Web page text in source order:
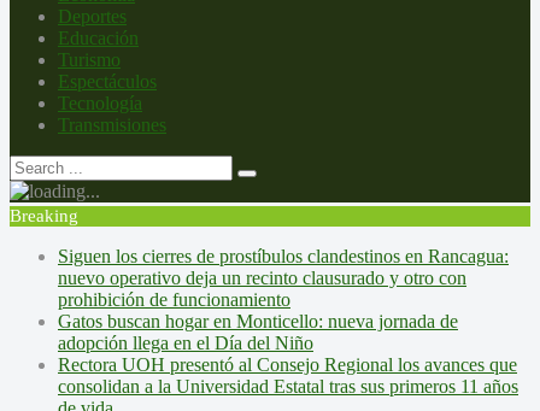
Deportes
Educación
Turismo
Espectáculos
Tecnología
Transmisiones
Breaking
Siguen los cierres de prostíbulos clandestinos en Rancagua:
nuevo operativo deja un recinto clausurado y otro con
prohibición de funcionamiento
Gatos buscan hogar en Monticello: nueva jornada de
adopción llega en el Día del Niño
Rectora UOH presentó al Consejo Regional los avances que
consolidan a la Universidad Estatal tras sus primeros 11 años